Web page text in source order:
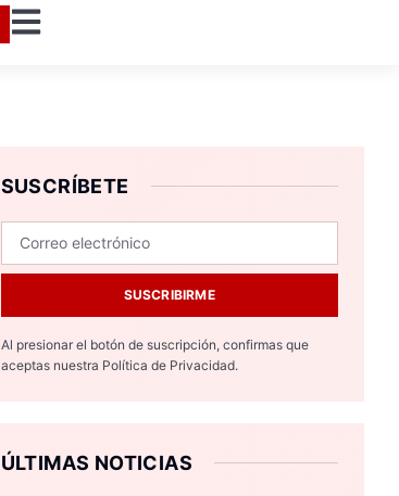
SUSCRÍBETE
SUSCRIBIRME
Al presionar el botón de suscripción, confirmas que
aceptas nuestra Política de Privacidad.
ÚLTIMAS NOTICIAS